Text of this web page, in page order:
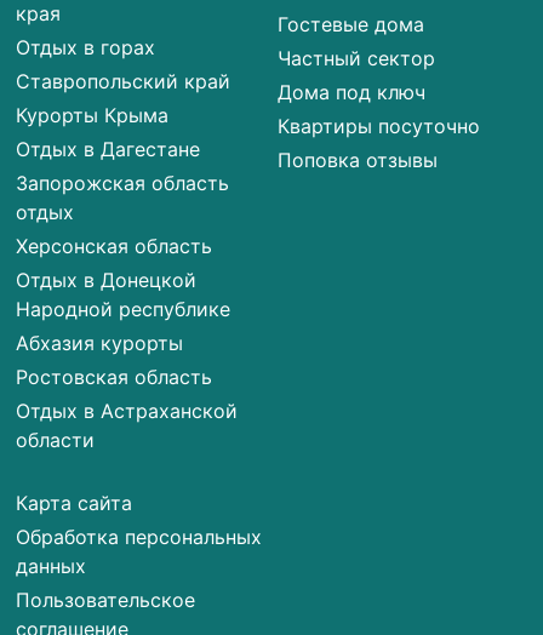
края
Отдых в горах
Ставропольский край
Курорты Крыма
Отдых в Дагестане
Запорожская область
отдых
Херсонская область
Отдых в Донецкой
Народной республике
Абхазия курорты
Ростовская область
Отдых в Астраханской
области
Карта сайта
Обработка персональных
данных
Пользовательское
соглашение
Гостевые дома
Частный сектор
Дома под ключ
Квартиры посуточно
Поповка отзывы